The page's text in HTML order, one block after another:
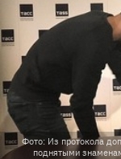
Фото: Из протокола
поднятыми